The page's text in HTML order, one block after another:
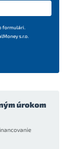
formulári.
s.r.o.
úrokom